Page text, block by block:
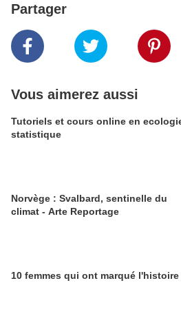
Partager
Vous aimerez aussi
Tutoriels et cours online en
statistique
Norvège : Svalbard, sentinelle du
climat - Arte Reportage
10 femmes qui ont marqué